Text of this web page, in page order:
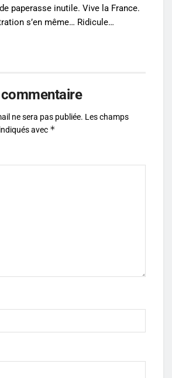
paperasse inutile. Vive la France.
s’en même… Ridicule…
ne sera pas publiée. Les champs
avec *